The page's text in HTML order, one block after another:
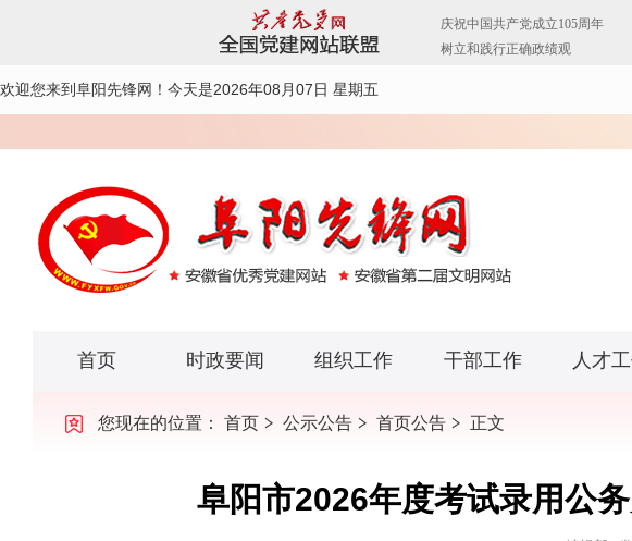
欢迎您来到阜阳先锋网！ 今天是2026年08月07日 星期五
首页 时政要闻 组织工作 干部工作 人才
您现在的位置： 首页 公示公告 首页公告 正文
阜阳市2026年度考试录用公